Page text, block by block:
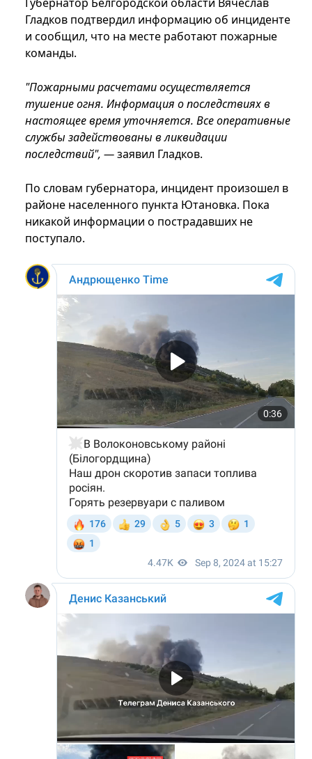
Гладков подтвердил информацию об инциденте
и сообщил, что на месте работают пожарные
команды.
"Пожарными расчетами осуществляется
тушение огня. Информация о последствиях в
настоящее время уточняется. Все оперативные
службы задействованы в ликвидации
последствий", —заявил Гладков.
По словам губернатора, инцидент произошел в
районе населенного пункта Ютановка. Пока
никакой информации о пострадавших не
поступало.